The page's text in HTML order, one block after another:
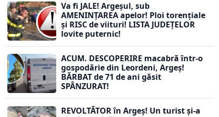
Va fi JALE! Argeșul, sub
AMENINȚAREA apelor! Ploi torențiale
și RISC de viituri! LISTA JUDEȚELOR
lovite puternic!
ACUM. DESCOPERIRE macabră într-o
gospodărie din Leordeni, Argeș!
BĂRBAT de 71 de ani găsit
SPÂNZURAT!
REVOLTĂTOR în Argeș! Un turist și-a